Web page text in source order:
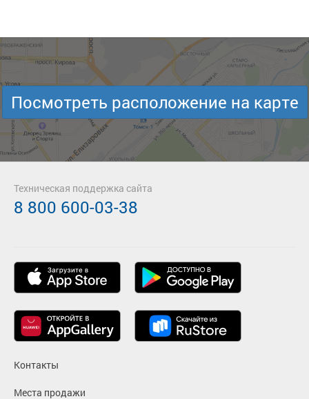
Посмотреть расположение на карте
Контакты
Места продажи
Техническая поддержка сайта
8 800 600-03-38